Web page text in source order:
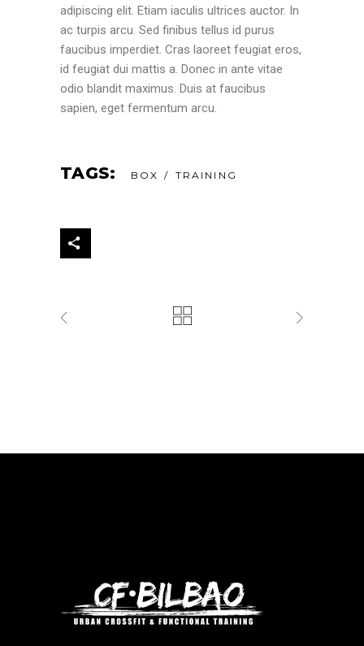
adipiscing elit. Etiam iaculis ultrices auctor. In
ac turpis arcu. Sed finibus tellus id purus
faucibus imperdiet. Cras laoreet feugiat eros,
id feugiat dui mattis a. Donec in ante vitae
odio blandit maximus. Duis at faucibus
sapien, eget fermentum arcu.
TAGS: BOX TRAINING